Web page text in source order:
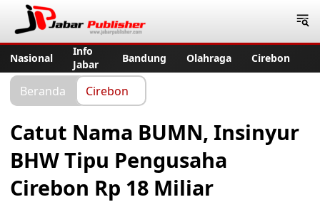
Nasional
Info
Jabar
Bandung Olahraga Cirebon
Beranda Cirebon
Catut Nama BUMN, Insinyur
BHW Tipu Pengusaha
Cirebon Rp 18 Miliar